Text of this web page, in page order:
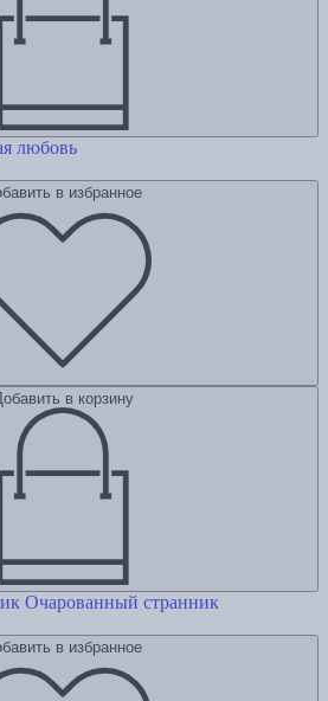
любовь
в избранное
в корзину
Очарованный странник
в избранное